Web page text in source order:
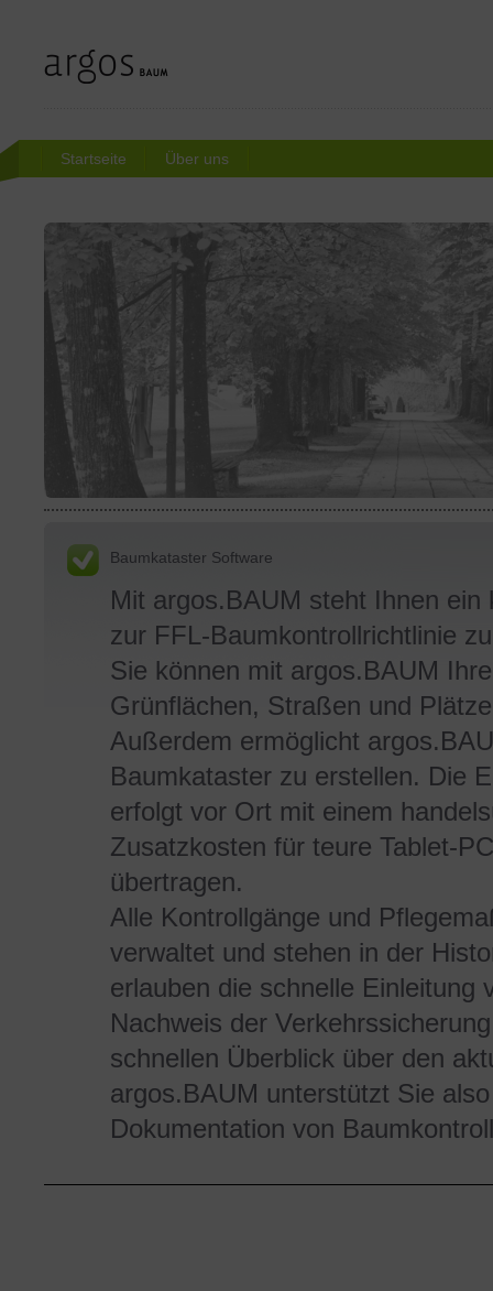
Startseite Über uns
Baumkataster Software
Mit argos.BAUM steht Ihnen
zur FFL-Baumkontrollrichtlinie
Sie können mit argos.BAUM
Grünflächen, Straßen und
Außerdem ermöglicht
Baumkataster zu erstellen. Die
erfolgt vor Ort mit einem
Zusatzkosten für teure Tablet-
übertragen.
Alle Kontrollgänge und
verwaltet und stehen in der
erlauben die schnelle Einleitung
Nachweis der
schnellen Überblick über den
argos.BAUM unterstützt Sie
Dokumentation von